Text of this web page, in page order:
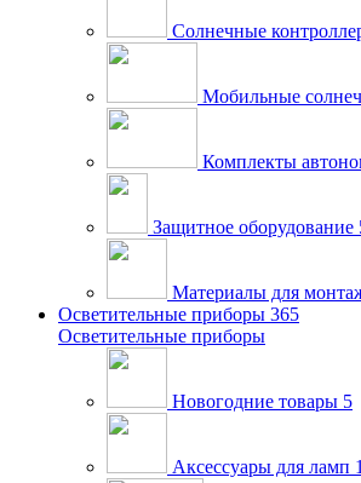
Солнечные
Мобильные
Комплекты
Защитное оборудование
Материалы для
Осветительные приборы 365
Осветительные приборы
Новогодние товары 5
Аксессуары для ламп